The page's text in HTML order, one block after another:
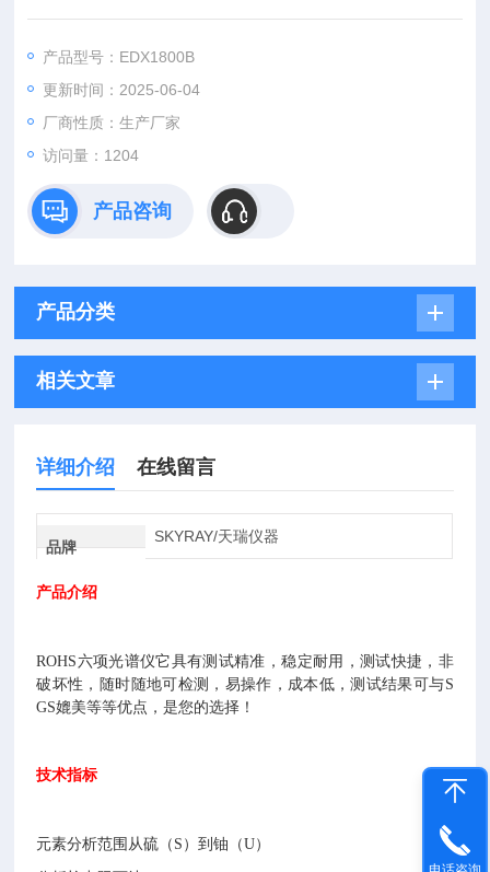
与SGS媲美等等优点，是您的选择！
产品型号：EDX1800B
更新时间：2025-06-04
厂商性质：生产厂家
访问量：1204
产品咨询
产品分类
相关文章
详细介绍 在线留言
品牌
SKYRAY/天瑞仪器
产品介绍
ROHS六项光谱仪它具有测试精准，稳定耐用，测试快捷，非
破坏性，随时随地可检测，易操作，成本低，测试结果可与S
GS媲美等等优点，是您的选择！
技术指标
元素分析范围从硫（S）到铀（U）